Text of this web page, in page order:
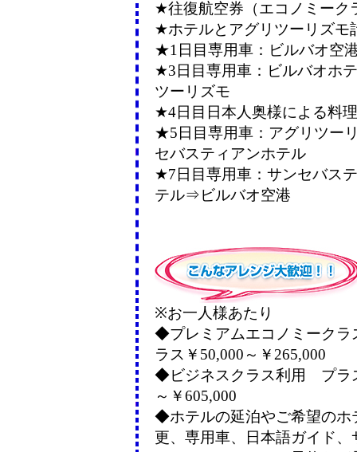
★往復航空券（エコノミーク
★ホテルとアグリツーリズモ
★1日目専用車：ビルバオ空
★3日目専用車：ビルバオホ
ツーリズモ
★4日目日本人奥様による料
★5日目専用車：アグリツー
セバスティアンホテル
★7日目専用車：サンセバス
テル⇒ビルバオ空港
※お一人様あたり
◆プレミアムエコノミーク
ラス￥50,000～￥265,000
◆ビジネスクラス利用 プラ
～￥605,000
◆ホテルの延泊やご希望のホ
更、専用車、日本語ガイド、